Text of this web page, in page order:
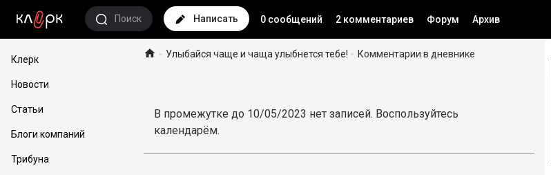
Поиск Написать 0 сообщений 2 комментариев Форум Архив
Клерк
Новости
Статьи
Блоги компаний
Трибуна
 ► Улыбайся чаще и чаща улыбнется тебе! ► Комментарии в дневнике
В промежутке до 10/05/2023 нет записей. Воспользуйтесь
календарём.